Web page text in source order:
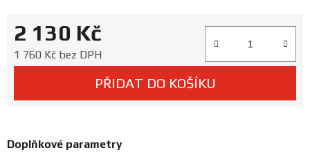
a
katalogy
2 130 Kč
1 760 Kč bez DPH
PŘIDAT DO KOŠÍKU
Doplňkové parametry